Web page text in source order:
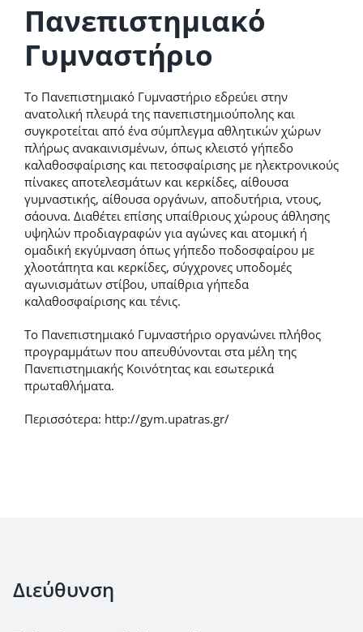
Πανεπιστημιακό
Γυμναστήριο
Το Πανεπιστημιακό Γυμναστήριο εδρεύει στην
ανατολική πλευρά της πανεπιστημιούπολης και
συγκροτείται από ένα σύμπλεγμα αθλητικών χώρων
πλήρως ανακαινισμένων, όπως κλειστό γήπεδο
καλαθοσφαίρισης και πετοσφαίρισης με ηλεκτρονικούς
πίνακες αποτελεσμάτων και κερκίδες, αίθουσα
γυμναστικής, αίθουσα οργάνων, αποδυτήρια, ντους,
σάουνα. Διαθέτει επίσης υπαίθριους χώρους άθλησης
υψηλών προδιαγραφών για αγώνες και ατομική ή
ομαδική εκγύμναση όπως γήπεδο ποδοσφαίρου με
χλοοτάπητα και κερκίδες, σύγχρονες υποδομές
αγωνισμάτων στίβου, υπαίθρια γήπεδα
καλαθοσφαίρισης και τένις.
Το Πανεπιστημιακό Γυμναστήριο οργανώνει πλήθος
προγραμμάτων που απευθύνονται στα μέλη της
Πανεπιστημιακής Κοινότητας και εσωτερικά
πρωταθλήματα.
Περισσότερα: http://gym.upatras.gr/
Διεύθυνση